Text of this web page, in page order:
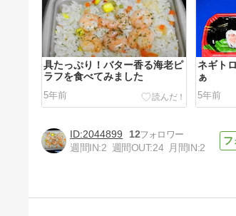
具たっぷり！バター香る海老ピ
ラフを食べてみました
5年前
ネギト
ぁ
5年前
2044899
12
週間IN:2 週間OUT:24 月間IN:2